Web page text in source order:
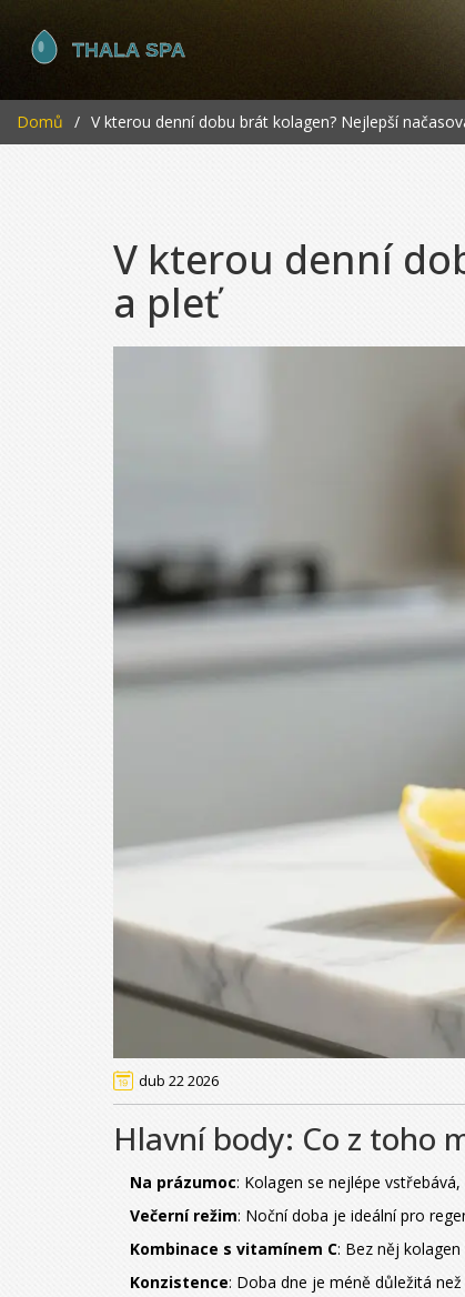
Domů V kterou denní dobu brát kolagen? Nejlepší
V kterou denní
a pleť
dub 22 2026
Hlavní body: Co z toho
Na prázumoc: Kolagen se nejlépe
Večerní režim: Noční doba je ideální pro
Kombinace s vitamínem C: Bez něj
Konzistence: Doba dne je méně důležitá